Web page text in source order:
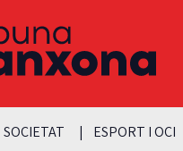
SOCIETAT ESPORT I OCI